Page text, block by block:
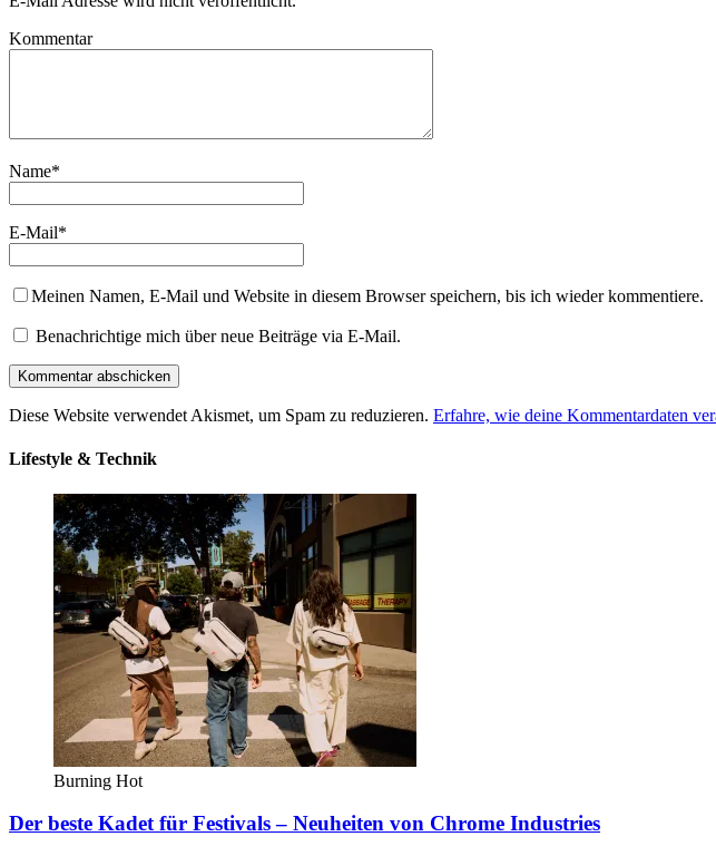
Kommentar
Name*
E-Mail*
Meinen Namen, E-Mail und Website in diesem Browser speichern, bis ich wieder kommentiere.
Benachrichtige mich über neue Beiträge via E-Mail.
Diese Website verwendet Akismet, um Spam zu reduzieren. Erfahre, wie deine Kommentardaten
Lifestyle & Technik
Burning Hot
Der beste Kadet für Festivals – Neuheiten von Chrome Industries